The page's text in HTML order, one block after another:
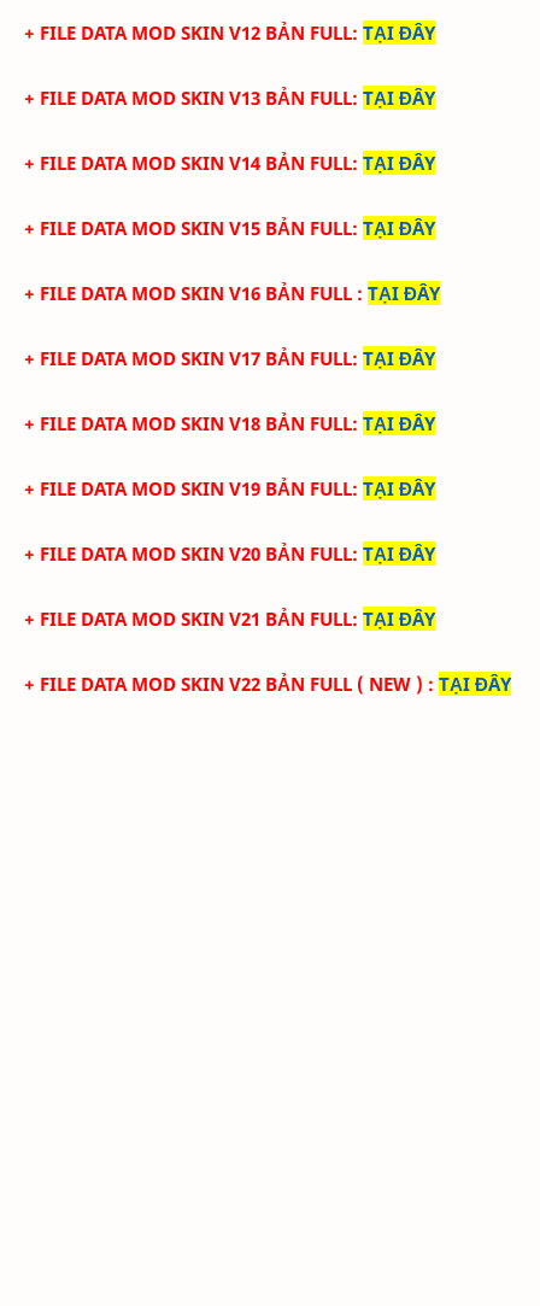
+ FILE DATA MOD SKIN V12 BẢN FULL: TẠI ĐÂY
+ FILE DATA MOD SKIN V13 BẢN FULL: TẠI ĐÂY
+ FILE DATA MOD SKIN V14 BẢN FULL: TẠI ĐÂY
+ FILE DATA MOD SKIN V15 BẢN FULL: TẠI ĐÂY
+ FILE DATA MOD SKIN V16 BẢN FULL : TẠI ĐÂY
+ FILE DATA MOD SKIN V17 BẢN FULL: TẠI ĐÂY
+ FILE DATA MOD SKIN V18 BẢN FULL: TẠI ĐÂY
+ FILE DATA MOD SKIN V19 BẢN FULL: TẠI ĐÂY
+ FILE DATA MOD SKIN V20 BẢN FULL: TẠI ĐÂY
+ FILE DATA MOD SKIN V21 BẢN FULL: TẠI ĐÂY
+ FILE DATA MOD SKIN V22 BẢN FULL ( NEW ) : TẠI ĐÂY